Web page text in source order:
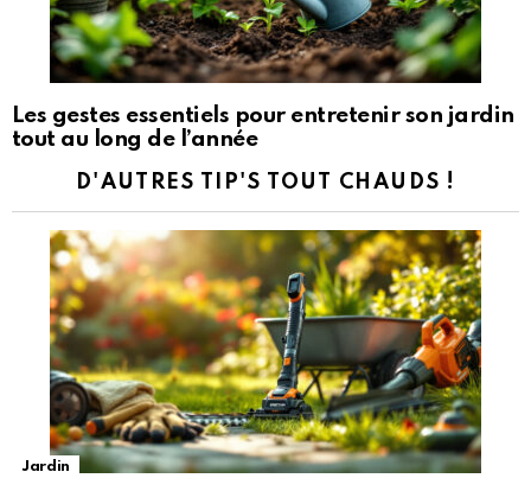
Les gestes essentiels pour entretenir son jardin
tout au long de l’année
D'AUTRES TIP'S TOUT CHAUDS !
Jardin